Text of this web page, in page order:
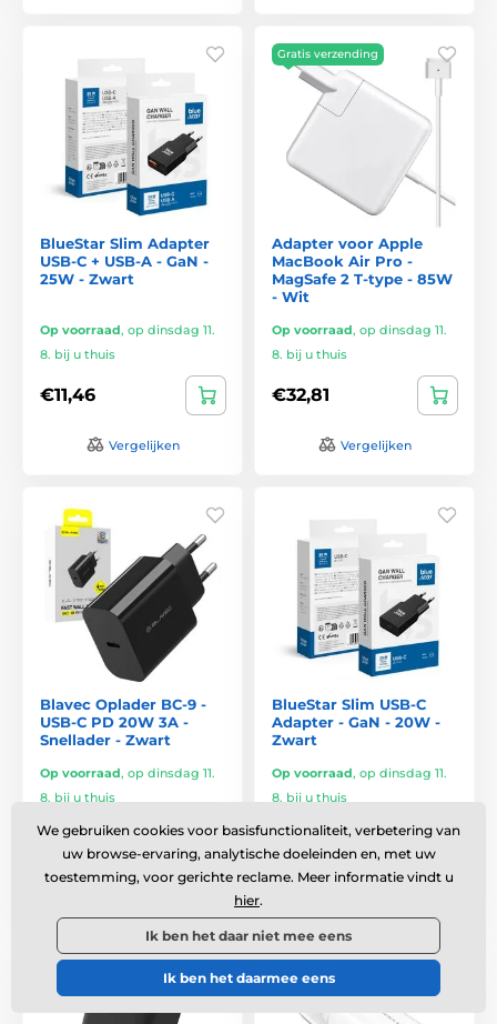
BlueStar Slim Adapter
USB-C + USB-A - GaN -
25W - Zwart
Op voorraad, op dinsdag 11.
8. bij u thuis
€11,46
Vergelijken
Gratis verzending
Adapter voor Apple
MacBook Air Pro -
MagSafe 2 T-type - 85W
- Wit
Op voorraad, op dinsdag 11.
8. bij u thuis
€32,81
Vergelijken
Blavec Oplader BC-9 -
USB-C PD 20W 3A -
Snellader - Zwart
Op voorraad, op dinsdag 11.
8. bij u thuis
€10,23
Vergelijken
BlueStar Slim USB-C
Adapter - GaN - 20W -
Zwart
Op voorraad, op dinsdag 11.
8. bij u thuis
€10,23
We gebruiken cookies voor basisfunctionaliteit, verbetering van
uw browse-ervaring, analytische doeleinden en, met uw
toestemming, voor gerichte reclame. Meer informatie vindt u
hier.
Ik ben het daar niet mee eens
Ik ben het daarmee eens